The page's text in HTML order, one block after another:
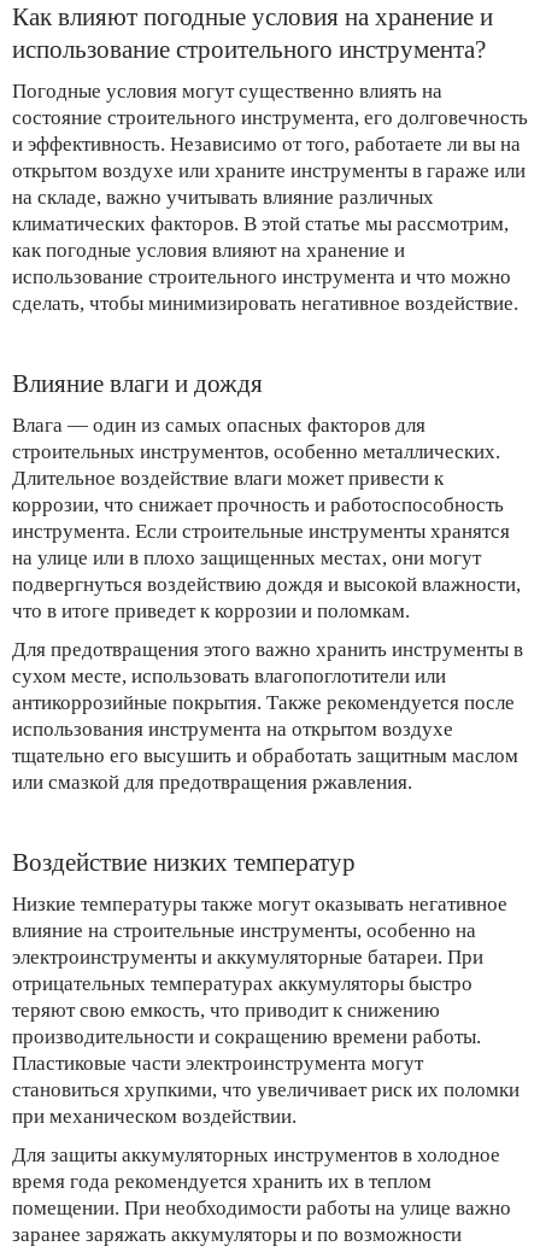
Как влияют погодные условия на хранение и
использование строительного инструмента?
Погодные условия могут существенно влиять на
состояние строительного инструмента, его долговечность
и эффективность. Независимо от того, работаете ли вы на
открытом воздухе или храните инструменты в гараже или
на складе, важно учитывать влияние различных
климатических факторов. В этой статье мы рассмотрим,
как погодные условия влияют на хранение и
использование строительного инструмента и что можно
сделать, чтобы минимизировать негативное воздействие.
Влияние влаги и дождя
Влага — один из самых опасных факторов для
строительных инструментов, особенно металлических.
Длительное воздействие влаги может привести к
коррозии, что снижает прочность и работоспособность
инструмента. Если строительные инструменты хранятся
на улице или в плохо защищенных местах, они могут
подвергнуться воздействию дождя и высокой влажности,
что в итоге приведет к коррозии и поломкам.
Для предотвращения этого важно хранить инструменты в
сухом месте, использовать влагопоглотители или
антикоррозийные покрытия. Также рекомендуется после
использования инструмента на открытом воздухе
тщательно его высушить и обработать защитным маслом
или смазкой для предотвращения ржавления.
Воздействие низких температур
Низкие температуры также могут оказывать негативное
влияние на строительные инструменты, особенно на
электроинструменты и аккумуляторные батареи. При
отрицательных температурах аккумуляторы быстро
теряют свою емкость, что приводит к снижению
производительности и сокращению времени работы.
Пластиковые части электроинструмента могут
становиться хрупкими, что увеличивает риск их поломки
при механическом воздействии.
Для защиты аккумуляторных инструментов в холодное
время года рекомендуется хранить их в теплом
помещении. При необходимости работы на улице важно
заранее заряжать аккумуляторы и по возможности